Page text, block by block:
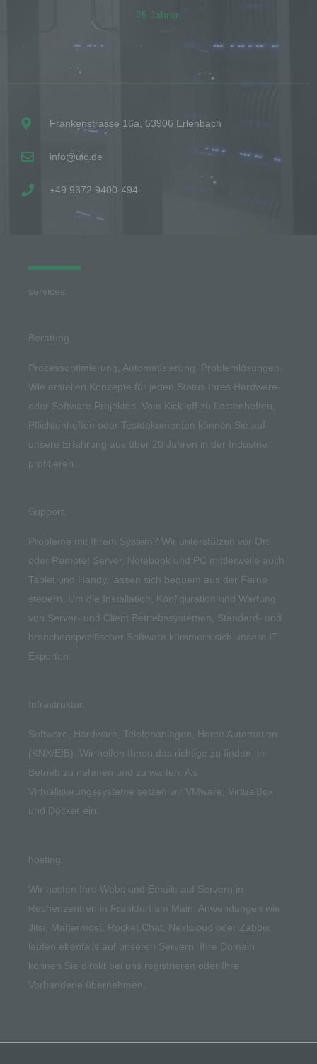
25 Jahren
Frankenstrasse 16a, 63906 Erlenbach
info@uic.de
+49 9372 9400-494
services.
Beratung.
Prozessoptimierung, Automatisierung, Problemlösungen.
Wie erstellen Konzepte für jeden Status Ihres Hardware-
oder Software Projektes. Vom Kick-off zu Lastenheften,
Pflichtenheften oder Testdokumenten können Sie auf
unsere Erfahrung aus über 20 Jahren in der Industrie
profitieren.
Support.
Probleme mit Ihrem System? Wir unterstützen vor Ort
oder Remote! Server, Notebook und PC mittlerweile auch
Tablet und Handy, lassen sich bequem aus der Ferne
steuern. Um die Installation, Konfiguration und Wartung
von Server- und Client Betriebssystemen, Standard- und
branchenspezifischer Software kümmern sich unsere IT
Experten.
Infrastruktur.
Software, Hardware, Telefonanlagen, Home Automation
(KNX/EIB). Wir helfen Ihnen das richtige zu finden, in
Betrieb zu nehmen und zu warten. Als
Virtualisierungssysteme setzen wir VMware, VirtualBox
und Docker ein.
hosting.
Wir hosten Ihre Webs und Emails auf Servern in
Rechenzentren in Frankfurt am Main. Anwendungen wie
Jitsi, Mattermost, Rocket.Chat, Nextcloud oder Zabbix
laufen ebenfalls auf unseren Servern. Ihre Domain
können Sie direkt bei uns registrieren oder Ihre
Vorhandene übernehmen.